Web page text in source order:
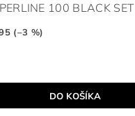
100 BLACK SET
(–3 %)